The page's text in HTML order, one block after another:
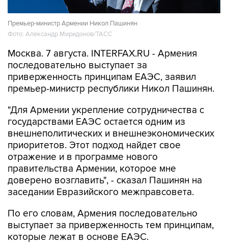
Премьер-министр Армении Никол Пашинян
Фото: Александр Миридонов/ТАСС
Москва. 7 августа. INTERFAX.RU - Армения
последовательно выступает за
приверженность принципам ЕАЭС, заявил
премьер-министр республики Никол Пашинян.
"Для Армении укрепление сотрудничества с
государствами ЕАЭС остается одним из
внешнеполитических и внешнеэкономических
приоритетов. Этот подход найдет свое
отражение и в программе нового
правительства Армении, которое мне
доверено возглавить", - сказал Пашинян на
заседании Евразийского межправсовета.
По его словам, Армения последовательно
выступает за приверженность тем принципам,
которые лежат в основе ЕАЭС.